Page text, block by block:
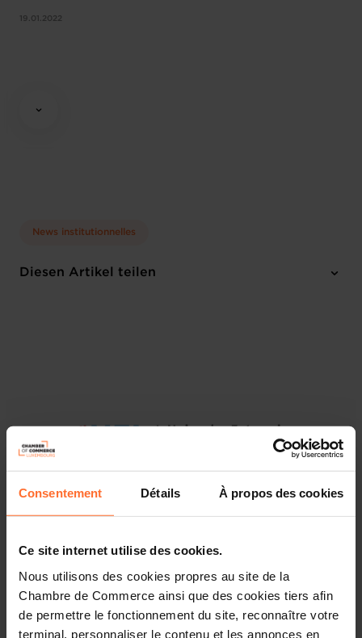
Consentement Détails À propos des cookies
Ce site internet utilise des cookies.
Nous utilisons des cookies propres au site de la
Chambre de Commerce ainsi que des cookies tiers afin
de permettre le fonctionnement du site, reconnaître votre
terminal, personnaliser le contenu et les annonces en
19.01.2022
News institutionnelles
Diesen Artikel teilen
Umfrage vorbereitet, um Informationen über die
Anwendung der Mehrwertsteuer-"Quick-Fixes"-Richtlinie
durch luxemburgische Unternehmen zu sammeln.